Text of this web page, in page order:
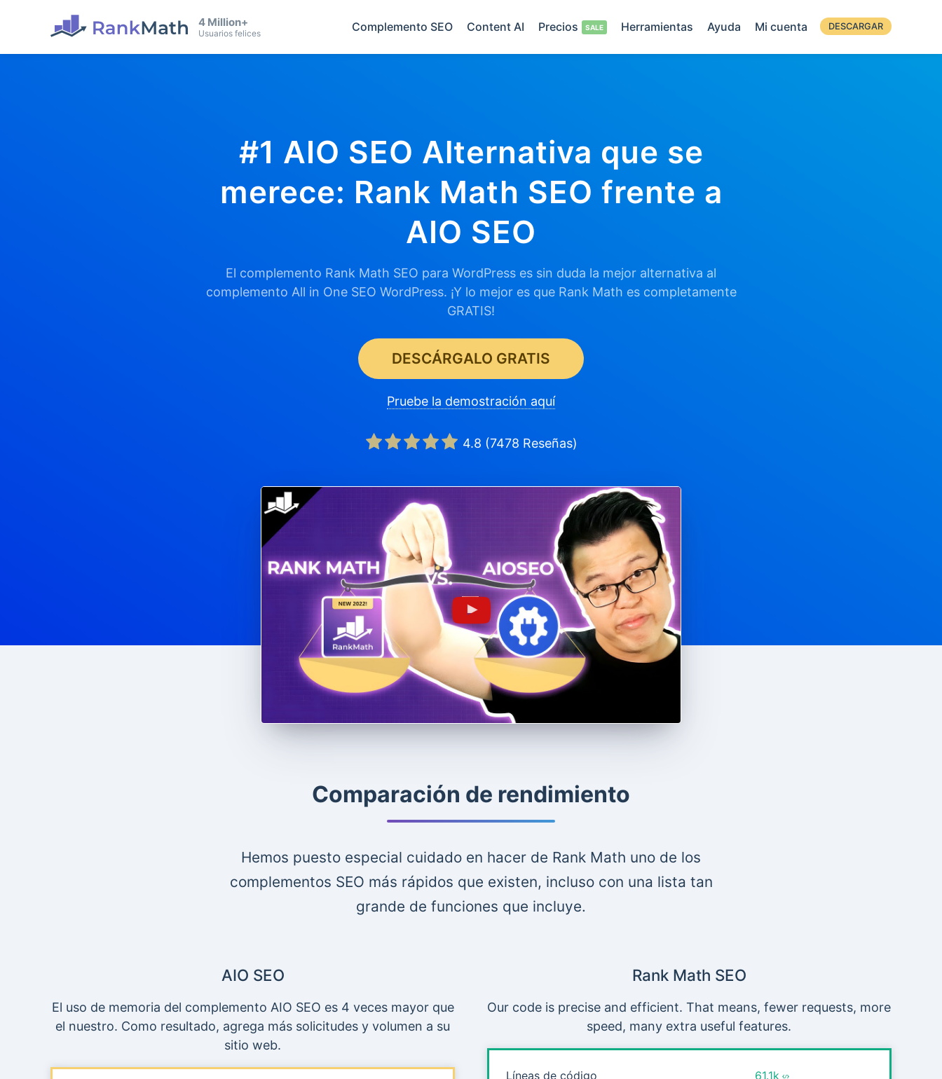
4 Million+
Usuarios felices Complemento SEO Content AI Precios Herramientas Ayuda Mi cuenta DESCARGAR
#1 AIO SEO Alternativa que se
merece: Rank Math SEO frente a
AIO SEO
El complemento Rank Math SEO para WordPress es sin duda la mejor alternativa al
complemento All in One SEO WordPress. ¡Y lo mejor es que Rank Math es completamente
GRATIS!
DESCÁRGALO GRATIS
Pruebe la demostración aquí
4.8 (7478 Reseñas)
Comparación de rendimiento
Hemos puesto especial cuidado en hacer de Rank Math uno de los
complementos SEO más rápidos que existen, incluso con una lista tan
grande de funciones que incluye.
AIO SEO
El uso de memoria del complemento AIO SEO es 4 veces mayor que
el nuestro. Como resultado, agrega más solicitudes y volumen a su
sitio web.
Rank Math SEO
Our code is precise and efficient. That means, fewer requests, more
speed, many extra useful features.
Líneas de código
61.1k